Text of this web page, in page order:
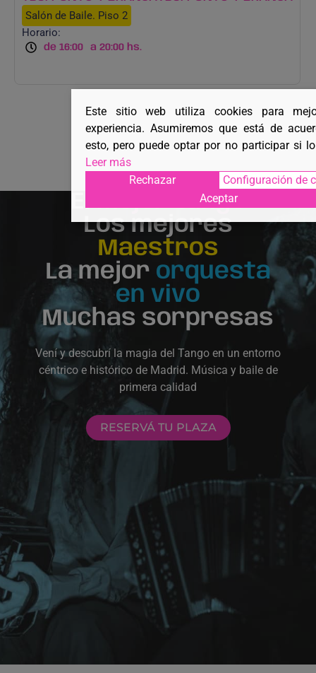
Salón de Baile. Piso 2
Horario:
de 16:00 a 20:00 hs.
Elmejor tango
Los mejores
Maestros
La mejor orquesta
en vivo
Muchas sorpresas
Vení y descubrí la magia del Tango en un entorno
céntrico e histórico de Madrid. Música y baile de
primera calidad
RESERVÁ TU PLAZA
Este sitio web utiliza cookies para
experiencia. Asumiremos que está de
esto, pero puede optar por no participar si
Leer más
Rechazar
Configuración de
Aceptar